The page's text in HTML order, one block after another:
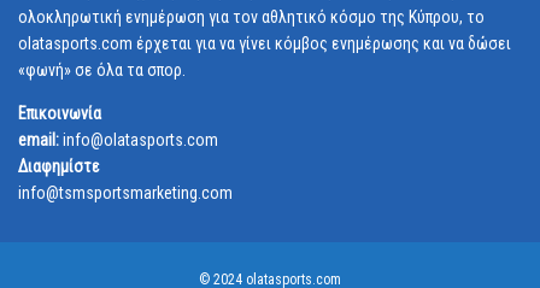
ολοκληρωτική ενημέρωση για τον αθλητικό κόσμο της Κύπρου, το
olatasports.com έρχεται για να γίνει κόμβος ενημέρωσης και να δώσει
«φωνή» σε όλα τα σπορ.
Επικοινωνία
email:info@olatasports.com
Διαφημίστε
info@tsmsportsmarketing.com
© 2024 olatasports.com